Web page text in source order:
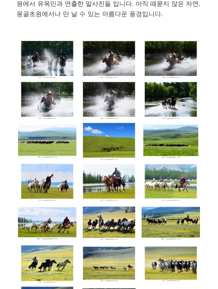
원에서 유목민과 연출한 말사진들 입니다. 아직 때묻지 않은 자연,
몽골초원에서나 만 날 수 있는 아름다운 풍경입니다.